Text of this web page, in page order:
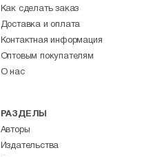
Как сделать заказ
Доставка и оплата
Контактная информация
Оптовым покупателям
О нас
РАЗДЕЛЫ
Авторы
Издательства